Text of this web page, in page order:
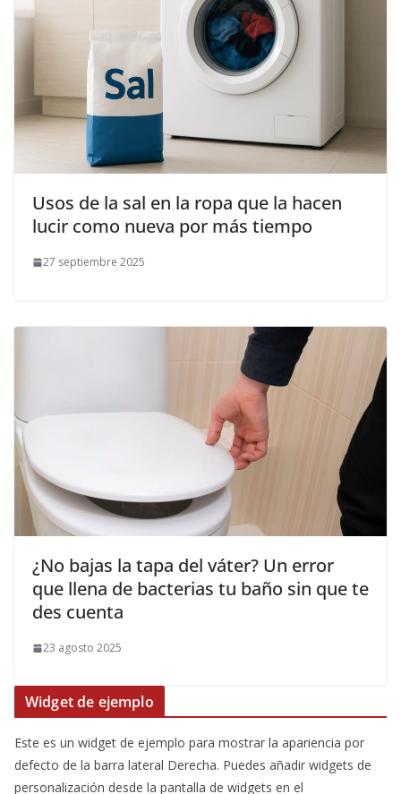
Usos de la sal en la ropa que la hacen
lucir como nueva por más tiempo
27 septiembre 2025
¿No bajas la tapa del váter? Un error
que llena de bacterias tu baño sin que te
des cuenta
23 agosto 2025
Widget de ejemplo
Este es un widget de ejemplo para mostrar la apariencia por
defecto de la barra lateral Derecha. Puedes añadir widgets de
personalización desde la pantalla de widgets en el